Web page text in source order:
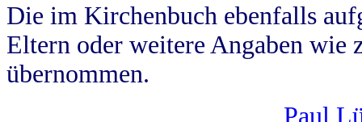
Die im Kirchenbuch ebenfalls
Eltern oder weitere Angaben wie
übernommen.
Paul